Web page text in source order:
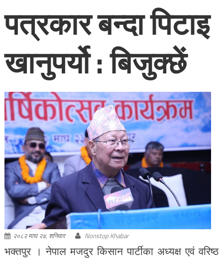
पत्रकार बन्दा पिटाइ
खानुपर्यो : बिजुक्छें
२०८२ माघ २४, शनिवार Nonstop Khabar
भक्तपुर । नेपाल मजदुर किसान पार्टीका अध्यक्ष एवं वरिष्ठ